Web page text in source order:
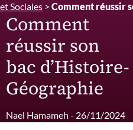
et Sociales > Comment réussir
Comment
réussir son
bac d’Histoire-
Géographie
Nael Hamameh - 26/11/2024